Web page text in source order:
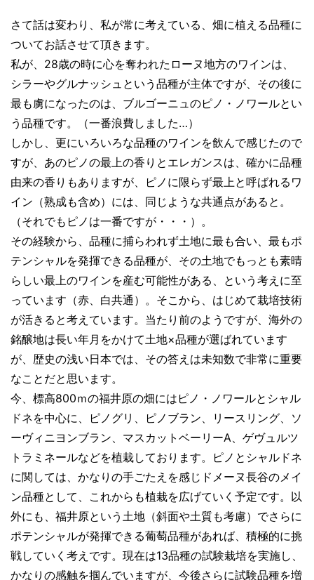
さて話は変わり、私が常に考えている、畑に植える品種に
ついてお話させて頂きます。
私が、28歳の時に心を奪われたローヌ地方のワインは、
シラーやグルナッシュという品種が主体ですが、その後に
最も虜になったのは、ブルゴーニュのピノ・ノワールとい
う品種です。（一番浪費しました…）
しかし、更にいろいろな品種のワインを飲んで感じたので
すが、あのピノの最上の香りとエレガンスは、確かに品種
由来の香りもありますが、ピノに限らず最上と呼ばれるワ
イン（熟成も含め）には、同じような共通点があると。
（それでもピノは一番ですが・・・）。
その経験から、品種に捕らわれず土地に最も合い、最もポ
テンシャルを発揮できる品種が、その土地でもっとも素晴
らしい最上のワインを産む可能性がある、という考えに至
っています（赤、白共通）。そこから、はじめて栽培技術
が活きると考えています。当たり前のようですが、海外の
銘醸地は長い年月をかけて土地×品種が選ばれています
が、歴史の浅い日本では、その答えは未知数で非常に重要
なことだと思います。
今、標高800ｍの福井原の畑にはピノ・ノワールとシャル
ドネを中心に、ピノグリ、ピノブラン、リースリング、ソ
ーヴィニヨンブラン、マスカットベーリーA、ゲヴュルツ
トラミネールなどを植栽しております。ピノとシャルドネ
に関しては、かなりの手ごたえを感じドメーヌ長谷のメイ
ン品種として、これからも植栽を広げていく予定です。以
外にも、福井原という土地（斜面や土質も考慮）でさらに
ポテンシャルが発揮できる葡萄品種があれば、積極的に挑
戦していく考えです。現在は13品種の試験栽培を実施し、
かなりの感触を掴んでいますが、今後さらに試験品種を増